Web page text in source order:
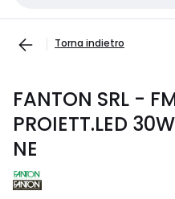
Torna indietro
FANTON SRL -
PROIETT.LED
NE